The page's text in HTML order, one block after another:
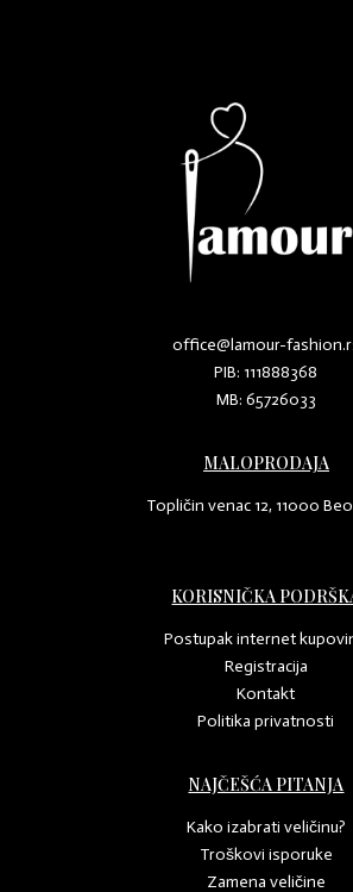
office@lamour-
PIB: 111888368
MB: 65726033
MALOPRODAJA
Topličin venac 12, 11000
KORISNIČKA
Postupak internet
Registracija
Kontakt
Politika privatnosti
NAJČEŠĆA PITANJA
Kako izabrati veličinu?
Troškovi isporuke
Zamena veličine